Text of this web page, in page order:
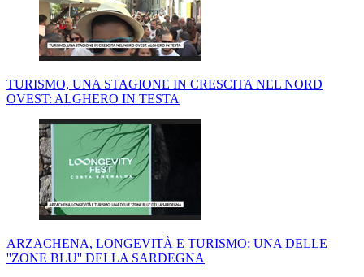
TURISMO, UNA STAGIONE IN CRESCITA NEL NORD
OVEST: ALGHERO IN TESTA
ARZACHENA, LONGEVITÀ E TURISMO: UNA DELLE
''ZONE BLU'' DELLA SARDEGNA